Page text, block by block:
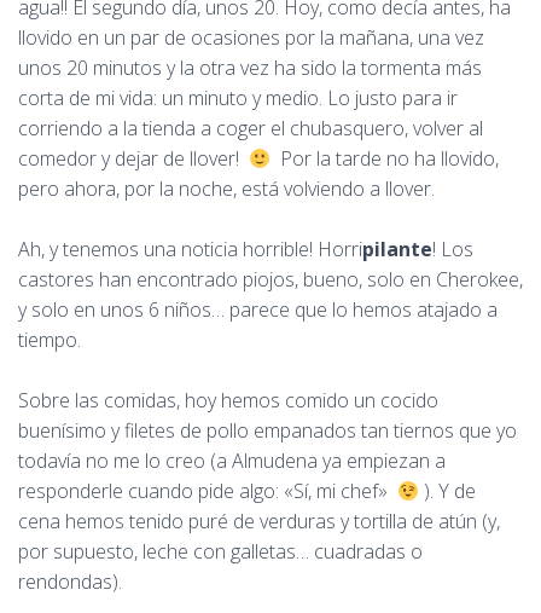
agua!! El segundo día, unos 20. Hoy, como decía antes, ha
llovido en un par de ocasiones por la mañana, una vez
unos 20 minutos y la otra vez ha sido la tormenta más
corta de mi vida: un minuto y medio. Lo justo para ir
corriendo a la tienda a coger el chubasquero, volver al
comedor y dejar de llover!
Por la tarde no ha llovido,
pero ahora, por la noche, está volviendo a llover.
Ah, y tenemos una noticia horrible! Horripilante! Los
castores han encontrado piojos, bueno, solo en Cherokee,
y solo en unos 6 niños… parece que lo hemos atajado a
tiempo.
Sobre las comidas, hoy hemos comido un cocido
buenísimo y filetes de pollo empanados tan tiernos que yo
todavía no me lo creo (a Almudena ya empiezan a
responderle cuando pide algo: «Sí, mi chef»
). Y de
cena hemos tenido puré de verduras y tortilla de atún (y,
por supuesto, leche con galletas… cuadradas o
rendondas).